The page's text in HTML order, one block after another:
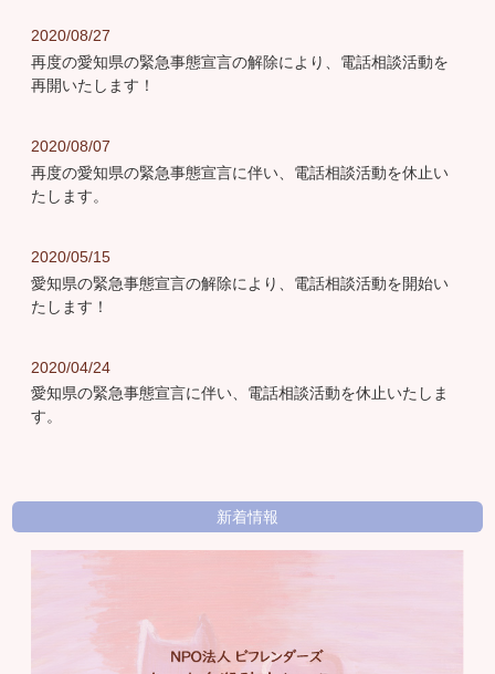
2020/08/27
再度の愛知県の緊急事態宣言の解除により、電話相談活動を
再開いたします！
2020/08/07
再度の愛知県の緊急事態宣言に伴い、電話相談活動を休止い
たします。
2020/05/15
愛知県の緊急事態宣言の解除により、電話相談活動を開始い
たします！
2020/04/24
愛知県の緊急事態宣言に伴い、電話相談活動を休止いたしま
す。
新着情報